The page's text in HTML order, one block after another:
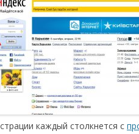
каждый столкнется с